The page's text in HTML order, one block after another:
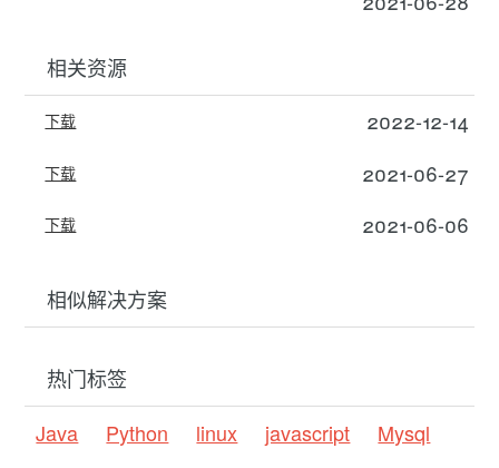
相关资源
下载 2022-12-14
下载 2021-06-27
下载 2021-06-06
相似解决方案
热门标签
Java
Python linux javascript
Mysql